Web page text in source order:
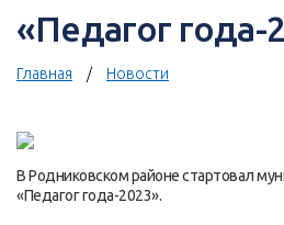
«Педагог года-
Главная Новости
В Родниковском районе стартовал
«Педагог года-2023».